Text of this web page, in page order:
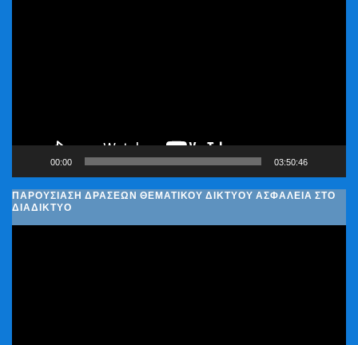
00:00 03:50:46
ΠΑΡΟΥΣΊΑΣΗ ΔΡΆΣΕΩΝ ΘΕΜΑΤΙΚΟΎ ΔΙΚΤΎΟΥ ΑΣΦΆΛΕΙΑ ΣΤΟ
ΔΙΑΔΊΚΤΥΟ